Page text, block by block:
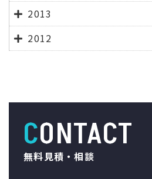
2013
2012
CONTACT
無料見積・相談